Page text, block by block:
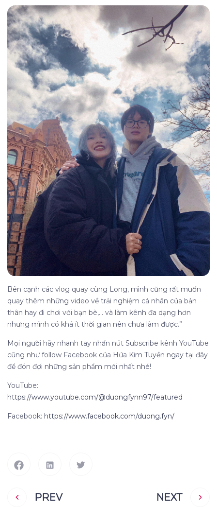
Bên cạnh các vlog quay cùng Long, mình cũng rất muốn
quay thêm những video về trải nghiệm cá nhân của bản
thân hay đi chơi với bạn bè,... và làm kênh đa dạng hơn
nhưng mình có khá ít thời gian nên chưa làm được.”
Mọi người hãy nhanh tay nhấn nút Subscribe kênh YouTube
cũng như follow Facebook của Hứa Kim Tuyền ngay tại đây
để đón đợi những sản phẩm mới nhất nhé!
YouTube:
https://www.youtube.com/@duongfynn97/featured
Facebook: https://www.facebook.com/duong.fyn/
PREV NEXT